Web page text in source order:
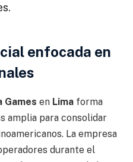
enfocada en
Games en Lima forma
amplia para consolidar
La empresa
durante el